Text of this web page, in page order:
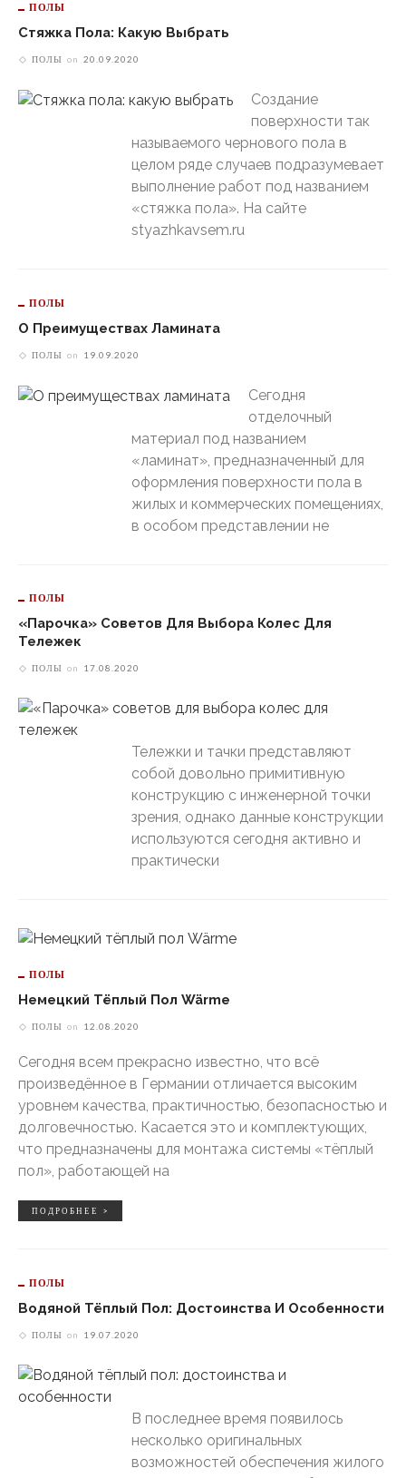
ПОЛЫ
Стяжка Пола: Какую Выбрать
ПОЛЫ on 20.09.2020
Создание
поверхности так
называемого чернового пола в
целом ряде случаев подразумевает
выполнение работ под названием
«стяжка пола». На сайте
styazhkavsem.ru
ПОЛЫ
О Преимуществах Ламината
ПОЛЫ on 19.09.2020
Сегодня
отделочный
материал под названием
«ламинат», предназначенный для
оформления поверхности пола в
жилых и коммерческих помещениях,
в особом представлении не
ПОЛЫ
«Парочка» Советов Для Выбора Колес Для
Тележек
ПОЛЫ on 17.08.2020
Тележки и тачки представляют
собой довольно примитивную
конструкцию с инженерной точки
зрения, однако данные конструкции
используются сегодня активно и
практически
ПОЛЫ
Немецкий Тёплый Пол Wärme
ПОЛЫ on 12.08.2020
Сегодня всем прекрасно известно, что всё
произведённое в Германии отличается высоким
уровнем качества, практичностью, безопасностью и
долговечностью. Касается это и комплектующих,
что предназначены для монтажа системы «тёплый
пол», работающей на
ПОДРОБНЕЕ >
ПОЛЫ
Водяной Тёплый Пол: Достоинства И Особенности
ПОЛЫ on 19.07.2020
В последнее время появилось
несколько оригинальных
возможностей обеспечения жилого